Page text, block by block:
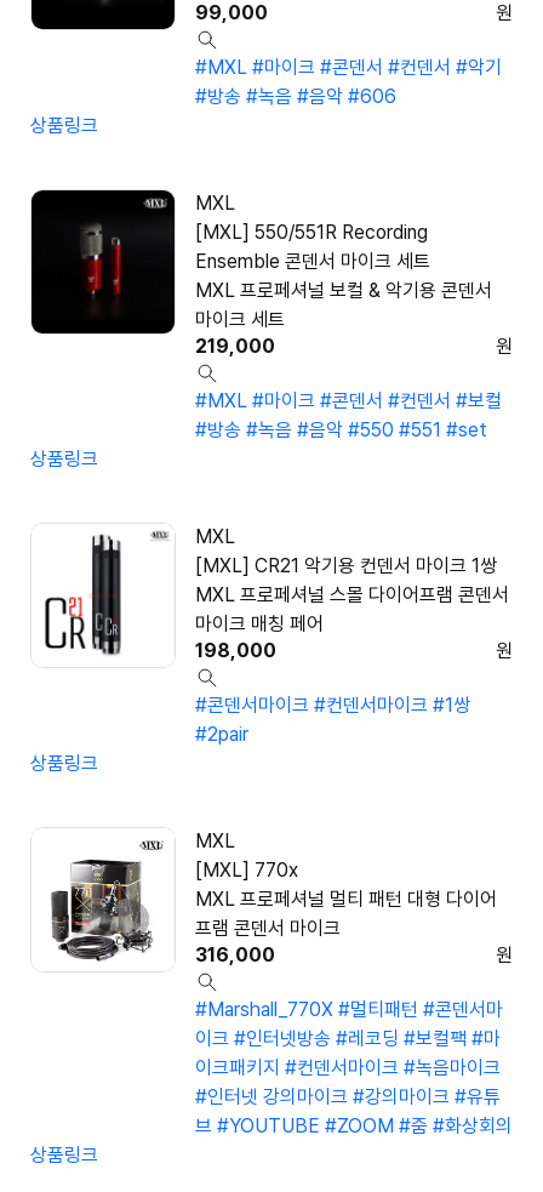
99,000
원
#MXL #마이크 #콘덴서 #컨덴서 #악기
#방송 #녹음 #음악 #606
상품링크
MXL
[MXL] 550/551R Recording
Ensemble 콘덴서 마이크 세트
MXL 프로페셔널 보컬 & 악기용 콘덴서
마이크 세트
219,000
원
#MXL #마이크 #콘덴서 #컨덴서 #보컬
#방송 #녹음 #음악 #550 #551 #set
상품링크
MXL
[MXL] CR21 악기용 컨덴서 마이크 1쌍
MXL 프로페셔널 스몰 다이어프램 콘덴서
마이크 매칭 페어
198,000
원
#콘덴서마이크 #컨덴서마이크 #1쌍
#2pair
상품링크
MXL
[MXL] 770x
MXL 프로페셔널 멀티 패턴 대형 다이어
프램 콘덴서 마이크
316,000
원
#Marshall_770X #멀티패턴 #콘덴서마
이크 #인터넷방송 #레코딩 #보컬팩 #마
이크패키지 #컨덴서마이크 #녹음마이크
#인터넷 강의마이크 #강의마이크 #유튜
브 #YOUTUBE #ZOOM #줌 #화상회의
상품링크